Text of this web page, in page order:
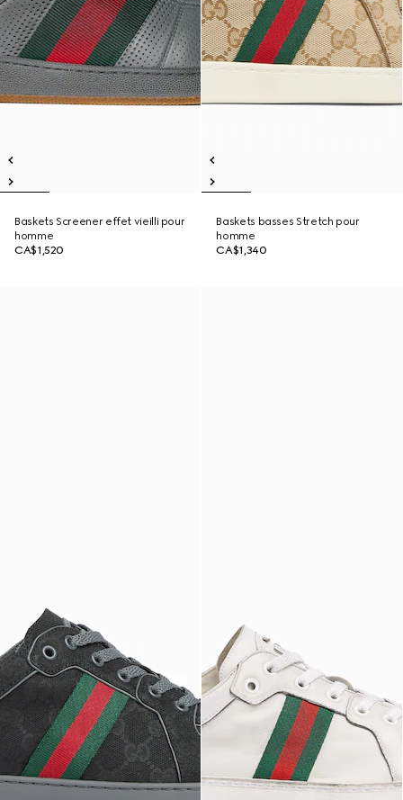
Baskets Screener effet vieilli pour
homme
CA$1,520
Baskets basses Stretch pour
homme
CA$1,340